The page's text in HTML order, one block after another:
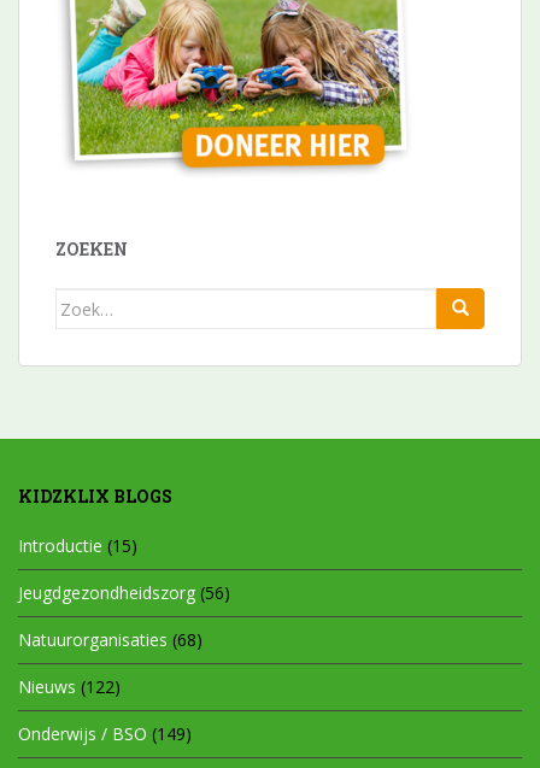
ZOEKEN
Zoek
KIDZKLIX BLOGS
Introductie (15)
Jeugdgezondheidszorg (56)
Natuurorganisaties (68)
Nieuws (122)
Onderwijs / BSO (149)